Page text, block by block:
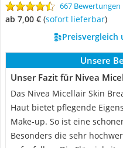
667 Bewertungen
ab 7,00 € ( Sofort lieferbar)
Preisvergleich
Unsere
Unser Fazit für Nivea
Das Nivea Micellair Skin
Haut bietet pflegende
Make-up. So ist eine
Besonders die sehr